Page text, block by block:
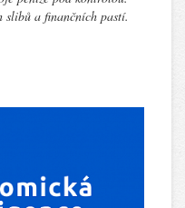
slibů a finančních pastí.